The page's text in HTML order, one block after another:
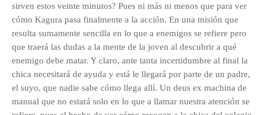
sirven estos veinte minutos? Pues ni más ni menos que para ver
cómo Kagura pasa finalmente a la acción. En una misión que
resulta sumamente sencilla en lo que a enemigos se refiere pero
que traerá las dudas a la mente de la joven al descubrir a qué
enemigo debe matar. Y claro, ante tanta incertidumbre al final la
chica necesitará de ayuda y está le llegará por parte de un padre,
el suyo, que nadie sabe cómo llega allí. Un deus ex machina de
manual que no estará solo en lo que a llamar nuestra atención se